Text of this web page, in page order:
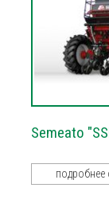
Semeato
подробнее